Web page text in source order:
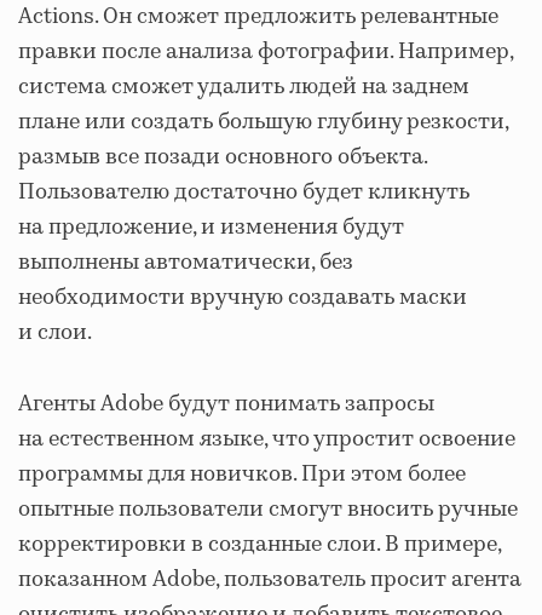
Actions. Он сможет предложить релевантные
правки после анализа фотографии. Например,
система сможет удалить людей на заднем
плане или создать большую глубину резкости,
размыв все позади основного объекта.
Пользователю достаточно будет кликнуть
на предложение, и изменения будут
выполнены автоматически, без
необходимости вручную создавать маски
и слои.
Агенты Adobe будут понимать запросы
на естественном языке, что упростит освоение
программы для новичков. При этом более
опытные пользователи смогут вносить ручные
корректировки в созданные слои. В примере,
показанном Adobe, пользователь просит агента